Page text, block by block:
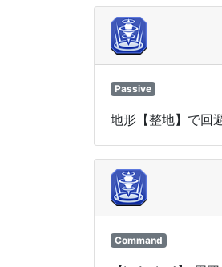
Passive
地形【整地】で回
Command